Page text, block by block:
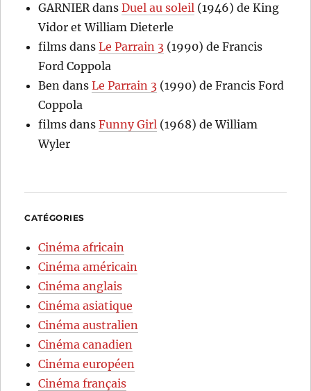
GARNIER dansDuel au soleil (1946) de King
Vidor et William Dieterle
films dansLe Parrain 3 (1990) de Francis
Ford Coppola
Ben dansLe Parrain 3 (1990) de Francis Ford
Coppola
films dansFunny Girl (1968) de William
Wyler
CATÉGORIES
Cinéma africain
Cinéma américain
Cinéma anglais
Cinéma asiatique
Cinéma australien
Cinéma canadien
Cinéma européen
Cinéma français